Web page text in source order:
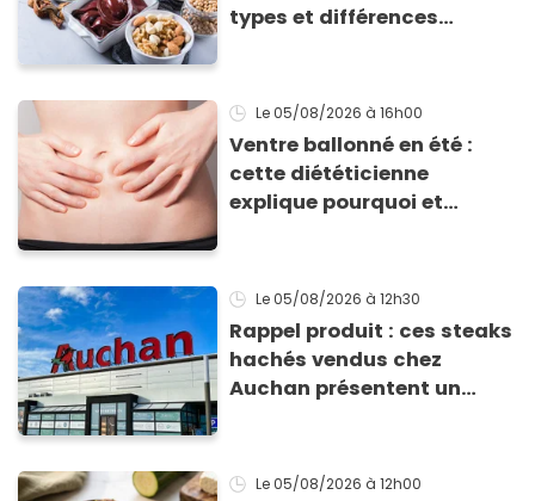
types et différences
Le 05/08/2026 à 16h00
Ventre ballonné en été :
cette diététicienne
explique pourquoi et
Le 05/08/2026 à 12h30
Rappel produit : ces steaks
hachés vendus chez
Auchan présentent un
Le 05/08/2026 à 12h00